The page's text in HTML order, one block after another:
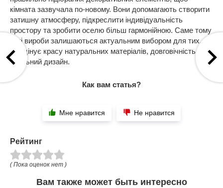
кімната зазвучала по-новому. Вони допомагають створити
затишну атмосферу, підкреслити індивідуальність
простору та зробити оселю більш гармонійною. Саме тому
такі вироби залишаються актуальним вибором для тих,
хто цінує красу натуральних матеріалів, довговічність і
стильний дизайн.
Как вам статья?
Мне нравится Не нравится
Рейтинг
( Пока оценок нет )
Вам также может быть интересно